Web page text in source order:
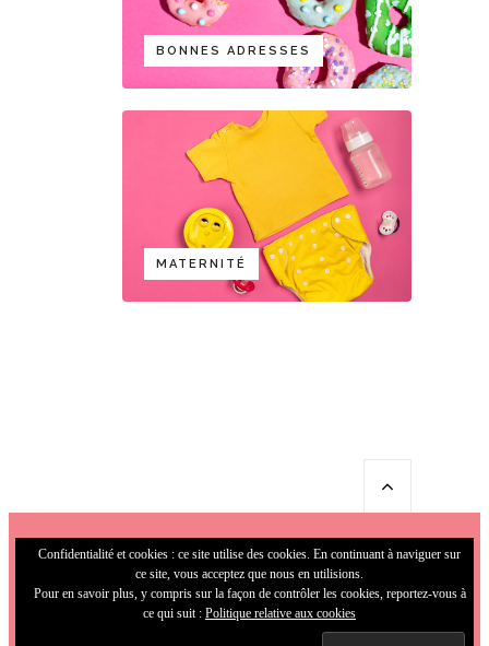
BONNES ADRESSES
MATERNITÉ
© 2009-2026 MamaFunky. All Rights
Confidentialité et cookies : ce site utilise des cookies. En continuant à naviguer sur
ce site, vous acceptez que nous en utilisions.
Pour en savoir plus, y compris sur la façon de contrôler les cookies, reportez-vous à
ce qui suit : Politique relative aux cookies